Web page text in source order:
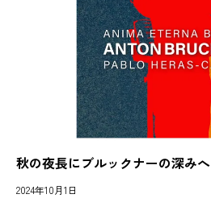
秋の夜長にブルックナーの深みへ
2024年10月1日